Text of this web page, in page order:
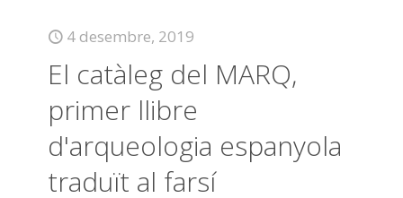
4 desembre, 2019
El catàleg del MARQ,
primer llibre
d'arqueologia espanyola
traduït al farsí